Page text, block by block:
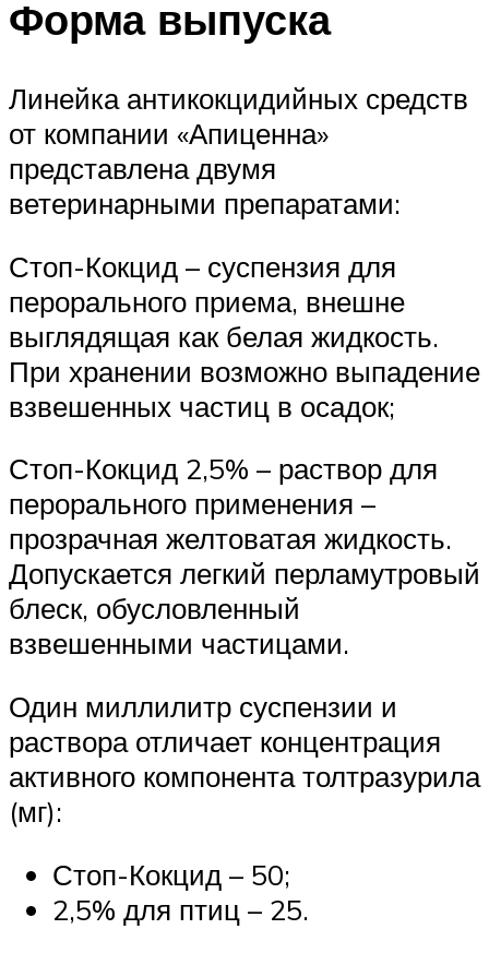
Форма выпуска
Линейка антикокцидийных средств
от компании «Апиценна»
представлена двумя
ветеринарными препаратами:
Стоп-Кокцид – суспензия для
перорального приема, внешне
выглядящая как белая жидкость.
При хранении возможно выпадение
взвешенных частиц в осадок;
Стоп-Кокцид 2,5% – раствор для
перорального применения –
прозрачная желтоватая жидкость.
Допускается легкий перламутровый
блеск, обусловленный
взвешенными частицами.
Один миллилитр суспензии и
раствора отличает концентрация
активного компонента толтразурила
(мг):
Стоп-Кокцид – 50;
2,5% для птиц – 25.